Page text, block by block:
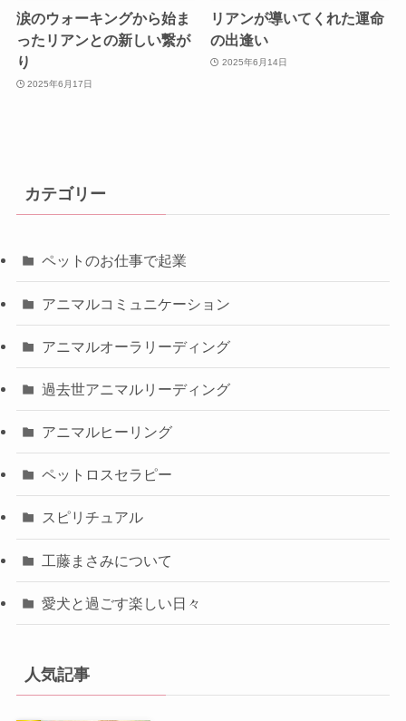
涙のウォーキングから始ま
ったリアンとの新しい繋が
り
2025年6月17日
リアンが導いてくれた運命
の出逢い
2025年6月14日
カテゴリー
ペットのお仕事で起業
アニマルコミュニケーション
アニマルオーラリーディング
過去世アニマルリーディング
アニマルヒーリング
ペットロスセラピー
スピリチュアル
工藤まさみについて
愛犬と過ごす楽しい日々
人気記事